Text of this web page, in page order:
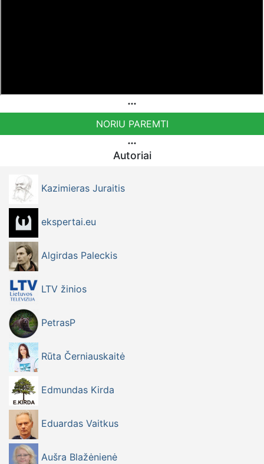
NORIU PAREMTI
Autoriai
Kazimieras Juraitis
ekspertai.eu
Algirdas Paleckis
LTV žinios
PetrasP
Rūta Černiauskaitė
Edmundas Kirda
Eduardas Vaitkus
Aušra Blažėnienė